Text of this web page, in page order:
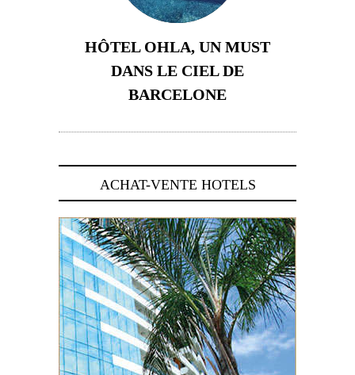
HÔTEL OHLA, UN MUST
DANS LE CIEL DE
BARCELONE
ACHAT-VENTE HOTELS